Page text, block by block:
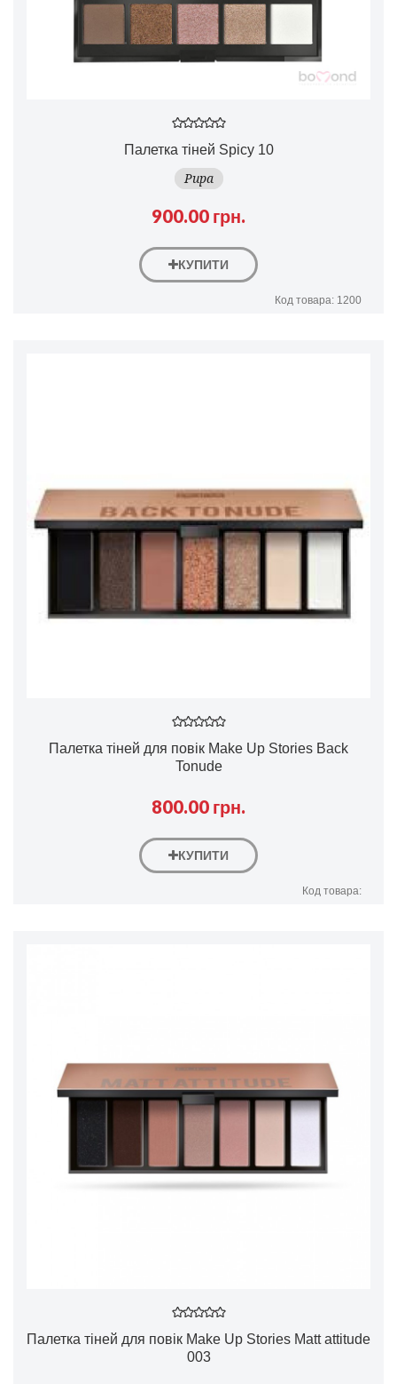
Палетка тіней Spicy 10
Pupa
900.00 грн.
КУПИТИ
Код товара: 1200
Палетка тіней для повік Make Up Stories Back
Tonude
800.00 грн.
КУПИТИ
Код товара:
Палетка тіней для повік Make Up Stories Matt attitude
003